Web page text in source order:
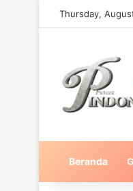
Thursday,
Beranda